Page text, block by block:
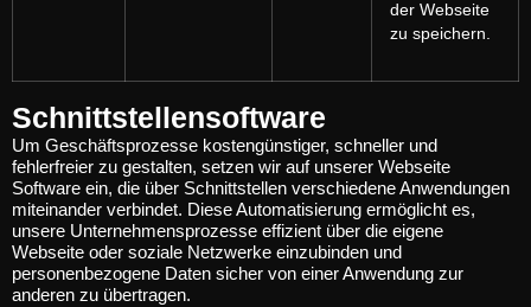
der Webseite
zu speichern.
Schnittstellensoftware
Um Geschäftsprozesse kostengünstiger, schneller und
fehlerfreier zu gestalten, setzen wir auf unserer Webseite
Software ein, die über Schnittstellen verschiedene Anwendungen
miteinander verbindet. Diese Automatisierung ermöglicht es,
unsere Unternehmensprozesse effizient über die eigene
Webseite oder soziale Netzwerke einzubinden und
personenbezogene Daten sicher von einer Anwendung zur
anderen zu übertragen.